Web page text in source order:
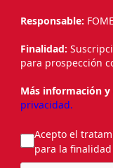
Responsable:
Finalidad:
para prospección
Más información y
privacidad.
Acepto el
para la